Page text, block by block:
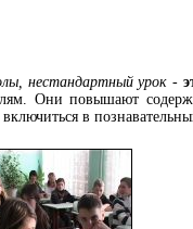
нестандартный урок -
Они повышают
в